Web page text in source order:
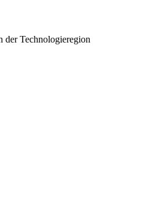
Technologieregion